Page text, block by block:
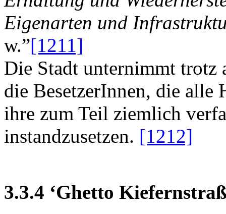
Eigenarten und
w.”[1211]
Die Stadt unternimmt trotz
die BesetzerInnen, die alle
ihre zum Teil ziemlich
instandzusetzen. [1212]
3.3.4 ‘Ghetto